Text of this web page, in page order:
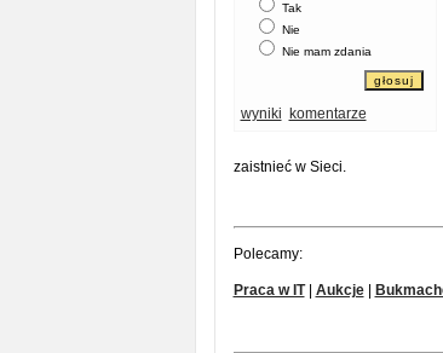
Tak
Nie
Nie mam zdania
wyniki komentarze
zaistnieć w Sieci.
Polecamy:
Praca w IT| Aukcje|